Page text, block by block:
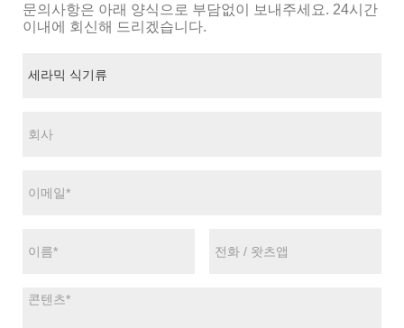
문의사항은 아래 양식으로 부담없이 보내주세요. 24시간
이내에 회신해 드리겠습니다.